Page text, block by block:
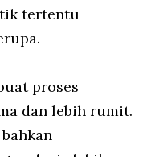
tertentu
proses
dan lebih rumit.